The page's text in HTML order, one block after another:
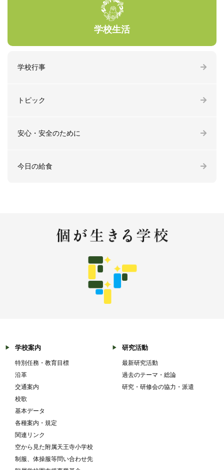
学校生活
学校行事
トピック
安心・安全のために
今日の給食
学校案内
特別任務・教育目標
沿革
交通案内
校歌
基本データ
各種案内・規定
関連リンク
空から見た附属天王寺小学校
制服、体操服等問い合わせ先
研究活動
最新研究活動
過去のテーマ・総論
研究・研修会の協力・派遣